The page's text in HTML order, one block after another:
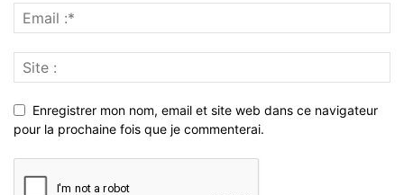
Enregistrer mon nom, email et site web dans ce navigateur
pour la prochaine fois que je commenterai.